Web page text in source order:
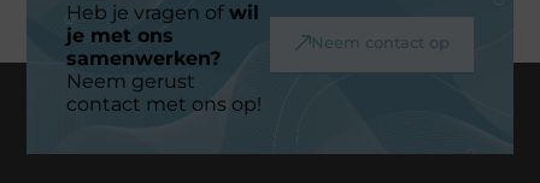
Heb je vragen ofwil
je met ons
samenwerken?
Neem gerust
contact met ons op!
Neem contact op